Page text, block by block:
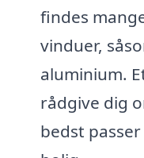
findes
vinduer,
aluminium.
rådgive dig
bedst